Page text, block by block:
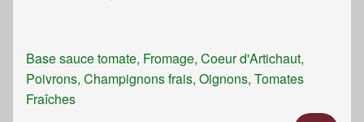
Base sauce tomate, Fromage, Coeur d'Artichaut,
Poivrons, Champignons frais, Oignons, Tomates
Fraîches